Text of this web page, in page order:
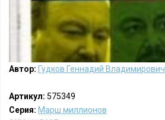
Автор: Гудков Геннадий Владимирович
Артикул: 575349
Серия: Марш миллионов